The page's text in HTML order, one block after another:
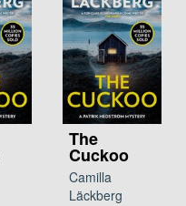
The
Cuckoo
Camilla
Läckberg